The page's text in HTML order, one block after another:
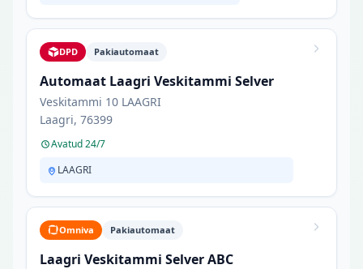
DPD Pakiautomaat
Automaat Laagri Veskitammi Selver
Veskitammi 10 LAAGRI
Laagri, 76399
Avatud 24/7
LAAGRI
Omniva Pakiautomaat
Laagri Veskitammi Selver ABC